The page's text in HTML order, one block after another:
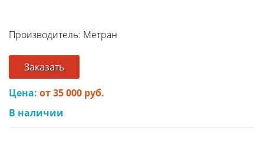
Производитель: Метран
Заказать
Цена: от 35 000 руб.
В наличии